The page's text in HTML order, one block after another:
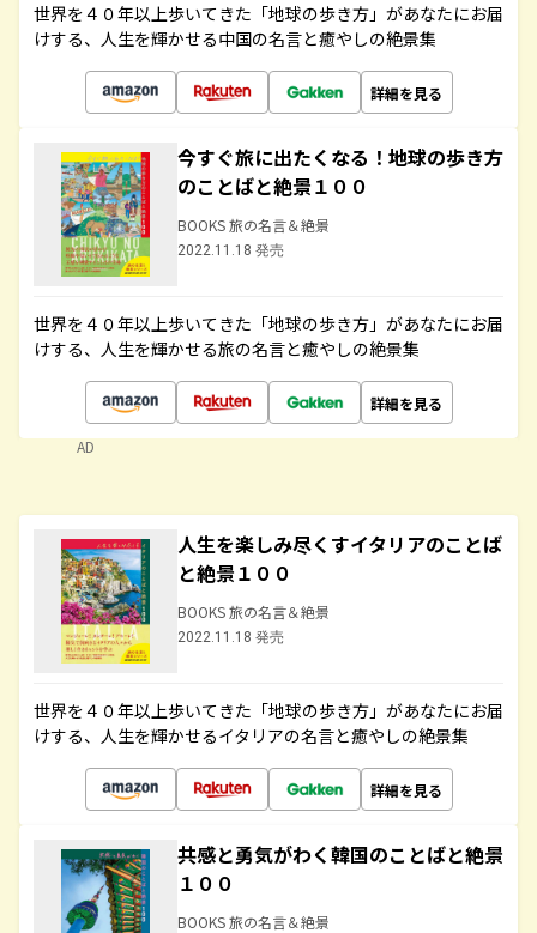
世界を４０年以上歩いてきた「地球の歩き方」があなたにお届
けする、人生を輝かせる中国の名言と癒やしの絶景集
詳細を見る
今すぐ旅に出たくなる！地球の歩き方
のことばと絶景１００
BOOKS 旅の名言＆絶景
2022.11.18 発売
世界を４０年以上歩いてきた「地球の歩き方」があなたにお届
けする、人生を輝かせる旅の名言と癒やしの絶景集
詳細を見る
AD
人生を楽しみ尽くすイタリアのことば
と絶景１００
BOOKS 旅の名言＆絶景
2022.11.18 発売
世界を４０年以上歩いてきた「地球の歩き方」があなたにお届
けする、人生を輝かせるイタリアの名言と癒やしの絶景集
詳細を見る
共感と勇気がわく韓国のことばと絶景
１００
BOOKS 旅の名言＆絶景